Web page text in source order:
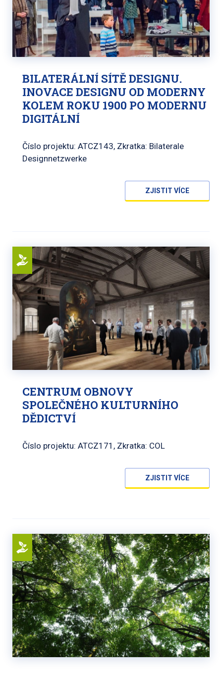
BILATERÁLNÍ SÍTĚ DESIGNU.
INOVACE DESIGNU OD MODERNY
KOLEM ROKU 1900 PO MODERNU
DIGITÁLNÍ
Číslo projektu: ATCZ143, Zkratka: Bilaterale
Designnetzwerke
ZJISTIT VÍCE
CENTRUM OBNOVY
SPOLEČNÉHO KULTURNÍHO
DĚDICTVÍ
Číslo projektu: ATCZ171, Zkratka: COL
ZJISTIT VÍCE